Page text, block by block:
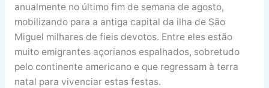
anualmente no último fim de semana de agosto,
mobilizando para a antiga capital da ilha de São
Miguel milhares de fieis devotos. Entre eles estão
muito emigrantes açorianos espalhados, sobretudo
pelo continente americano e que regressam à terra
natal para vivenciar estas festas.